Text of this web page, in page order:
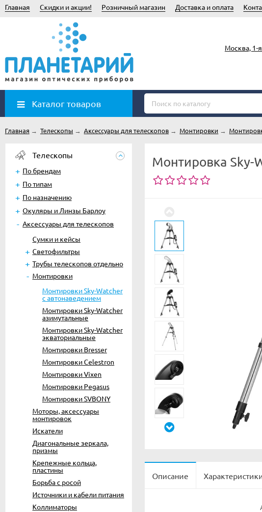
Главная Скидки и акции! Розничный магазин Доставка и оплата
Москва, 1-
Каталог товаров
Главная → Телескопы → Аксессуары для телескопов → Монтировки →
Телескопы
По брендам
По типам
По назначению
Окуляры и Линзы Барлоу
Аксессуары для телескопов
Сумки и кейсы
Светофильтры
Трубы телескопов отдельно
Монтировки
Монтировки Sky-Watcher
с автонаведением
Монтировки Sky-Watcher
азимутальные
Монтировки Sky-Watcher
экваториальные
Монтировки Bresser
Монтировки Celestron
Монтировки Vixen
Монтировки Pegasus
Монтировки SVBONY
Моторы, аксессуары
монтировок
Искатели
Диагональные зеркала,
призмы
Крепежные кольца,
пластины
Борьба с росой
Источники и кабели питания
Коллиматоры
Монтировка Sky-
Описание